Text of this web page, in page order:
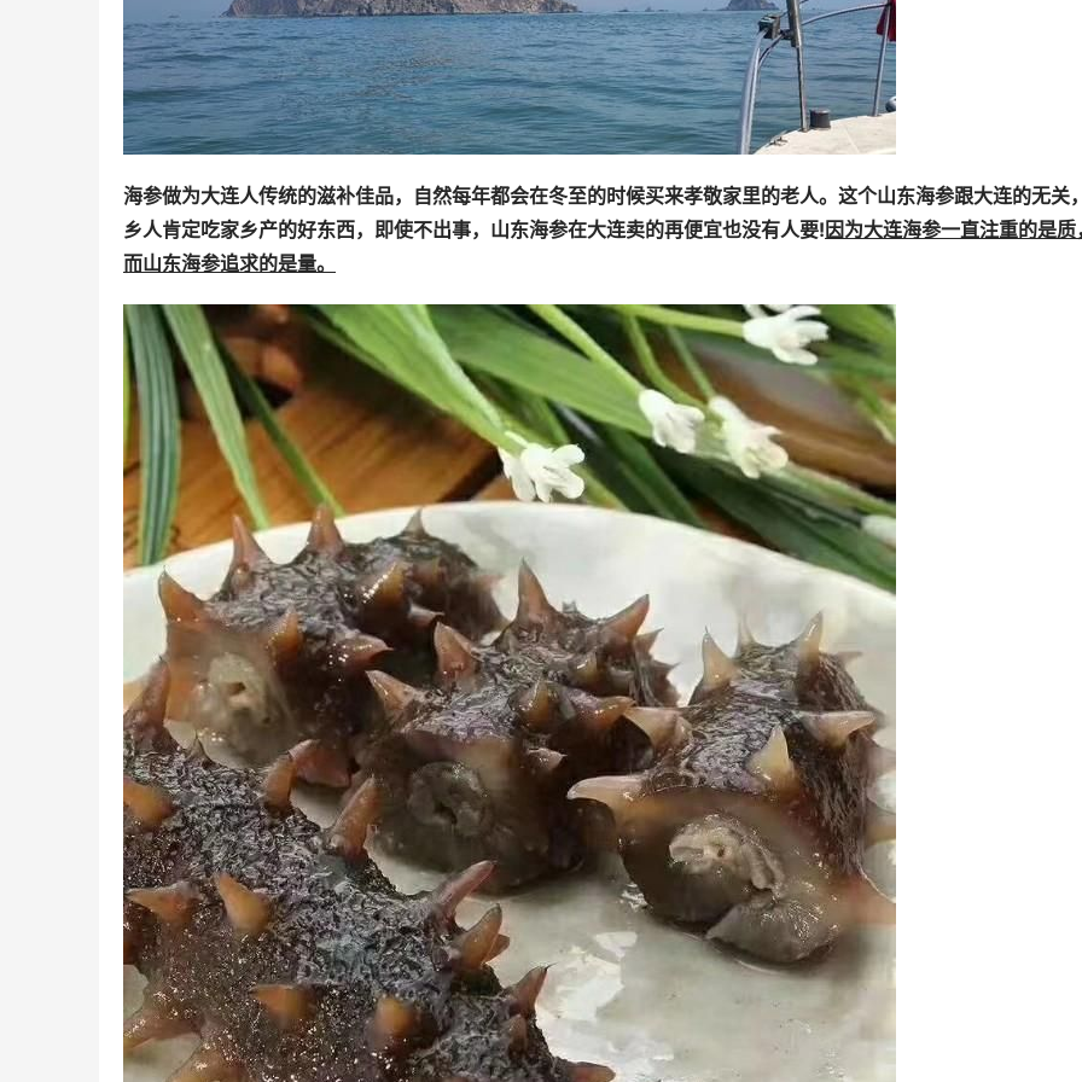
海参做为大连人传统的滋补佳品，自然每年都会在冬至的时候买来孝敬家里的老人。这个山东海参跟大连的无关
乡人肯定吃家乡产的好东西，即使不出事，山东海参在大连卖的再便宜也没有人要! 因为大连海参一直注重的是质
而山东海参追求的是量。